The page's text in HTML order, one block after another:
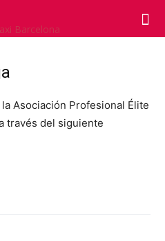
Asociación Profesional Élite
través del siguiente